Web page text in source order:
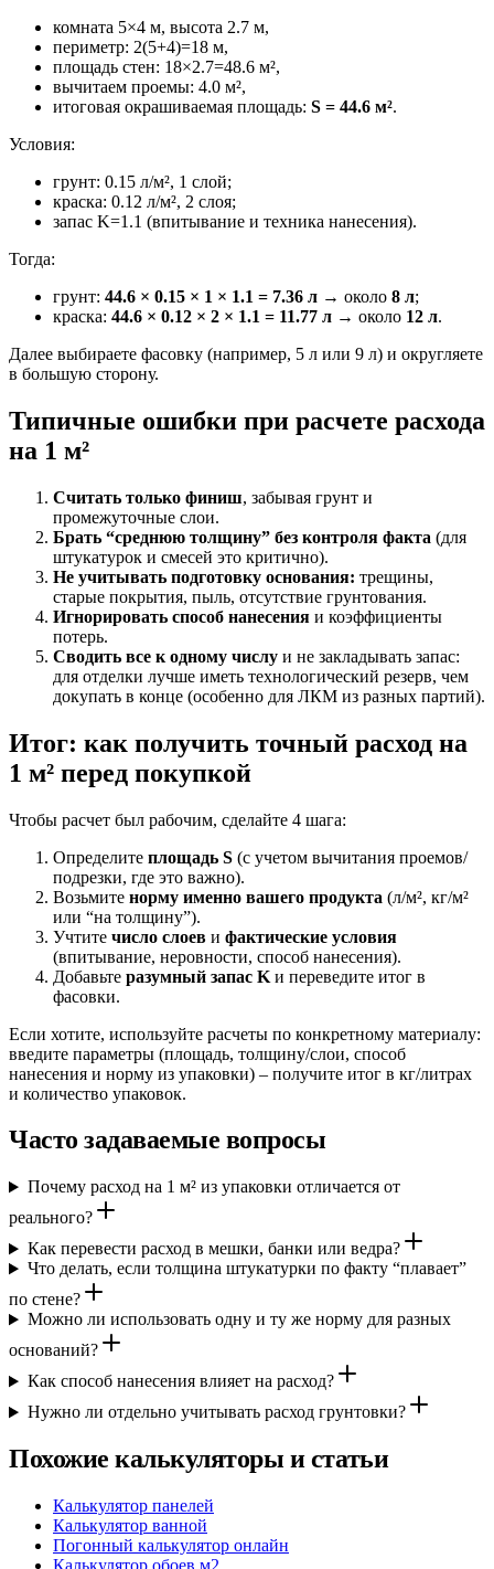
комната 5×4 м, высота 2.7 м,
периметр: 2(5+4)=18 м,
площадь стен: 18×2.7=48.6 м²,
вычитаем проемы: 4.0 м²,
итоговая окрашиваемая площадь: S = 44.6 м².
Условия:
грунт: 0.15 л/м², 1 слой;
краска: 0.12 л/м², 2 слоя;
запас K=1.1 (впитывание и техника нанесения).
Тогда:
грунт: 44.6 × 0.15 × 1 × 1.1 = 7.36 л → около 8 л;
краска: 44.6 × 0.12 × 2 × 1.1 = 11.77 л → около 12 л.
Далее выбираете фасовку (например, 5 л или 9 л) и округляете
в большую сторону.
Типичные ошибки при расчете расхода
на 1 м²
Считать только финиш, забывая грунт и
промежуточные слои.
Брать “среднюю толщину” без контроля факта (для
штукатурок и смесей это критично).
Не учитывать подготовку основания: трещины,
старые покрытия, пыль, отсутствие грунтования.
Игнорировать способ нанесения и коэффициенты
потерь.
Сводить все к одному числу и не закладывать запас:
для отделки лучше иметь технологический резерв, чем
докупать в конце (особенно для ЛКМ из разных партий).
Итог: как получить точный расход на
1 м² перед покупкой
Чтобы расчет был рабочим, сделайте 4 шага:
Определите площадь S (с учетом вычитания проемов/
подрезки, где это важно).
Возьмите норму именно вашего продукта (л/м², кг/м²
или “на толщину”).
Учтите число слоев и фактические условия
(впитывание, неровности, способ нанесения).
Добавьте разумный запас K и переведите итог в
фасовки.
Если хотите, используйте расчеты по конкретному материалу:
введите параметры (площадь, толщину/слои, способ
нанесения и норму из упаковки) – получите итог в кг/литрах
и количество упаковок.
Часто задаваемые вопросы
Почему расход на 1 м² из упаковки отличается от
реального?
Как перевести расход в мешки, банки или ведра?
Что делать, если толщина штукатурки по факту “плавает”
по стене?
Можно ли использовать одну и ту же норму для разных
оснований?
Как способ нанесения влияет на расход?
Нужно ли отдельно учитывать расход грунтовки?
Похожие калькуляторы и статьи
Калькулятор панелей
Калькулятор ванной
Погонный калькулятор онлайн